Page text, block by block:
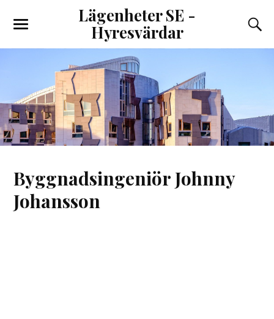
Lägenheter SE -
Hyresvärdar
Byggnadsingeniör Johnny
Johansson